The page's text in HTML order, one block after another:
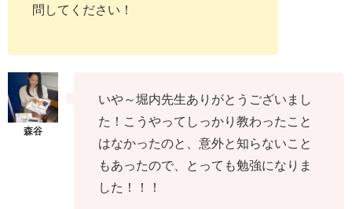
問してください！
いや～堀内先生ありがとうございまし
た！こうやってしっかり教わったこと
はなかったのと、意外と知らないこと
もあったので、とっても勉強になりま
した！！！